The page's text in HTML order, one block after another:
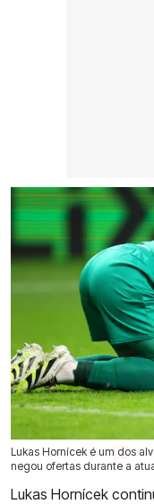
Lukas Hornícek é um dos
negou ofertas durante a
24 Jul 2026 | 18:05 | 0
Lukas Hornícek